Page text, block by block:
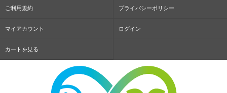
ご利用規約 プライバシーポリシー
マイアカウント ログイン
カートを見る